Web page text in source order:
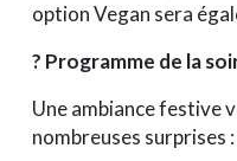
option Vegan sera
? Programme de la
Une ambiance festive
nombreuses surprises :